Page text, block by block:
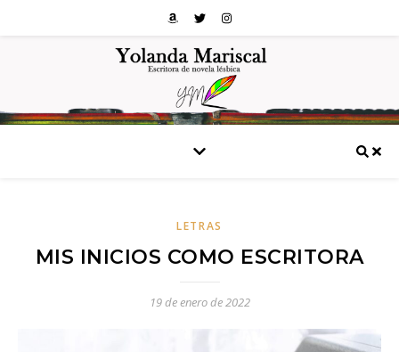
LETRAS
MIS INICIOS COMO ESCRITORA
19 de enero de 2022